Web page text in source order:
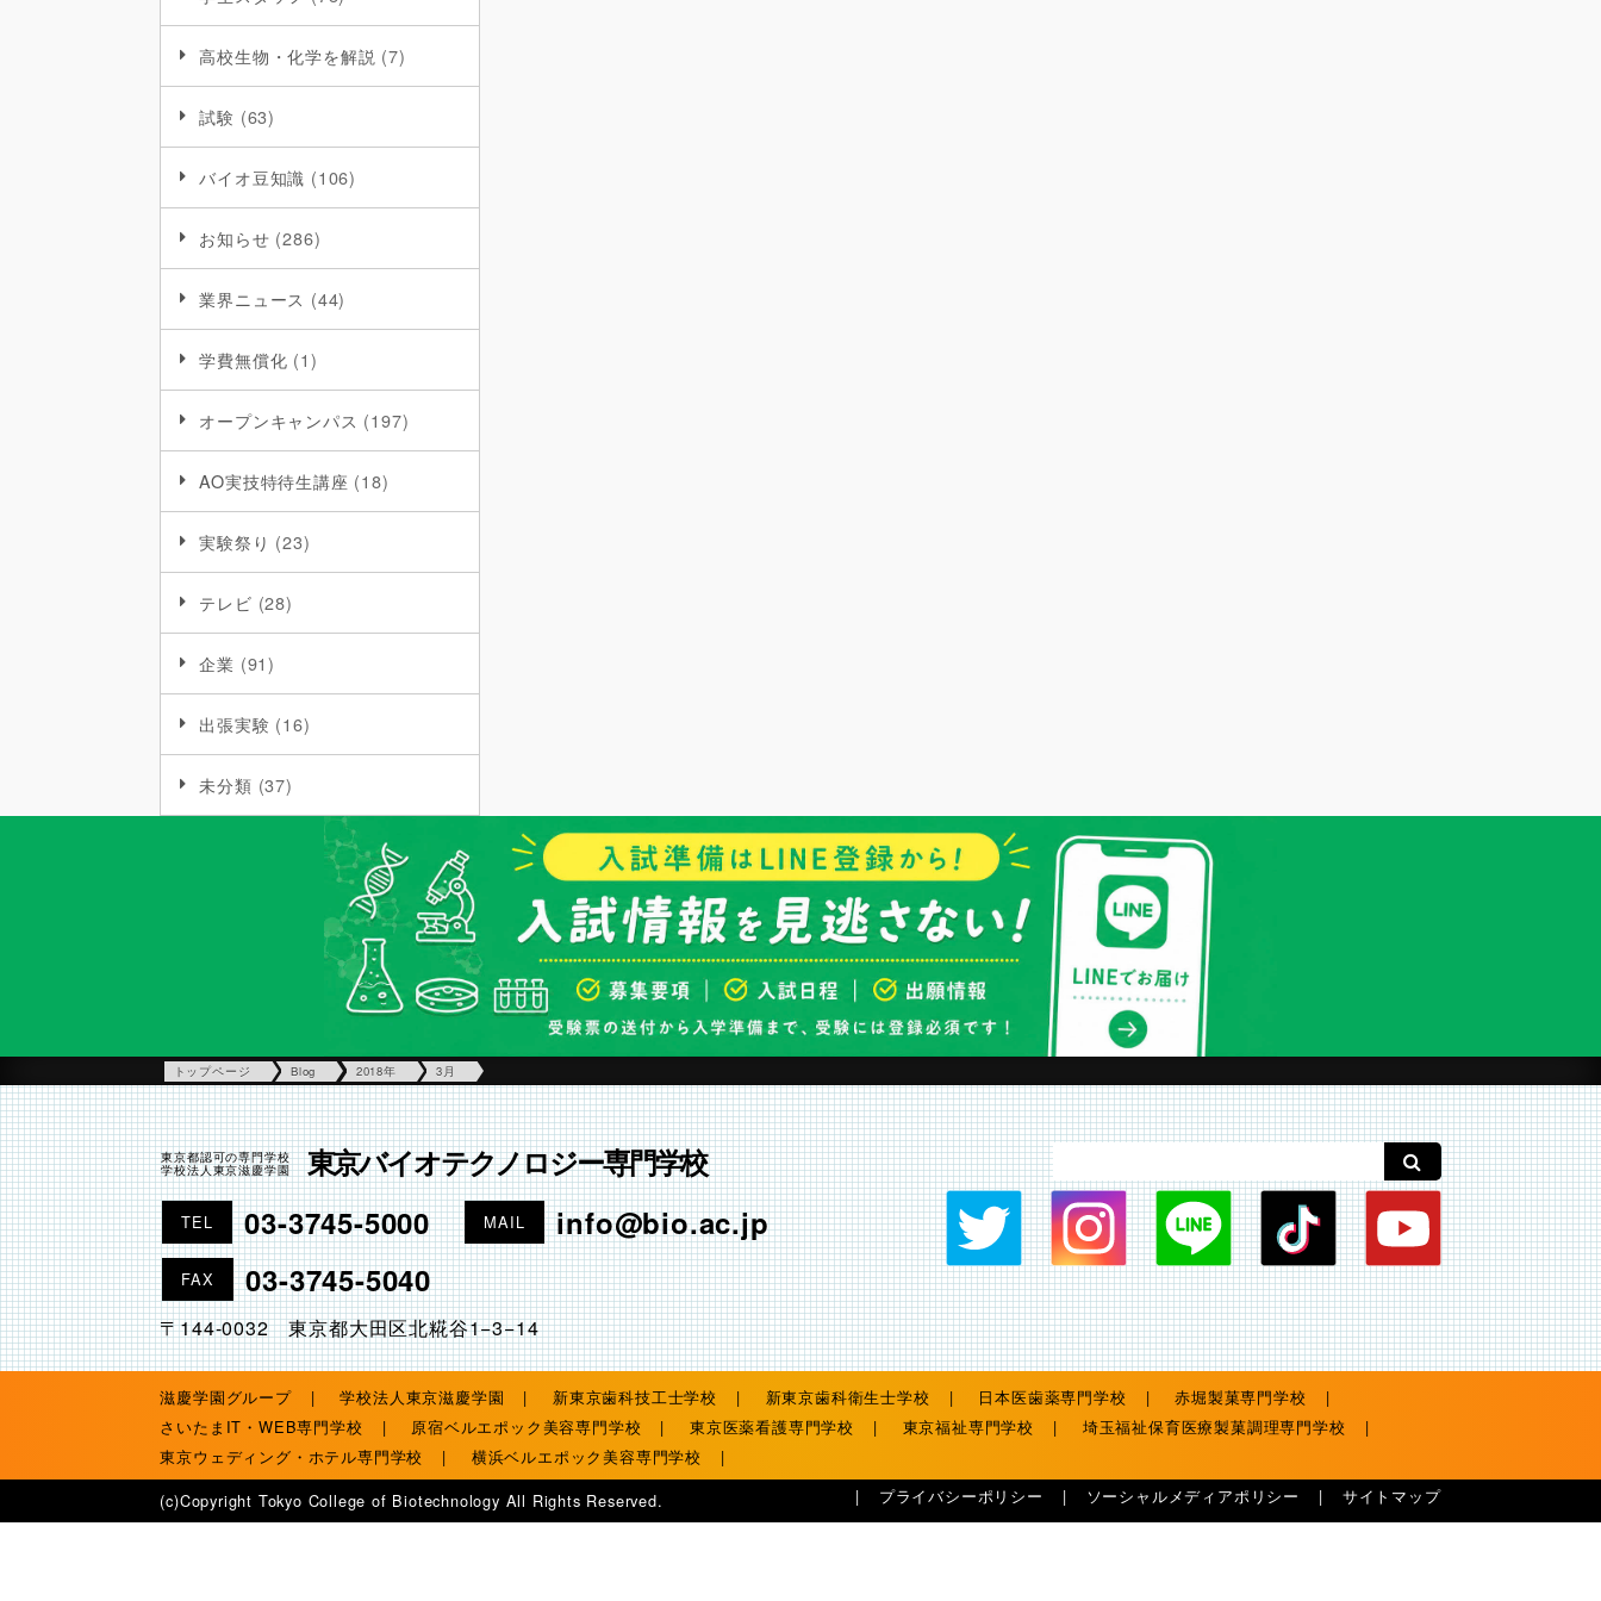
高校生物・化学を解説 (7)
試験 (63)
バイオ豆知識 (106)
お知らせ (286)
業界ニュース (44)
学費無償化 (1)
オープンキャンパス (197)
AO実技特待生講座 (18)
実験祭り (23)
テレビ (28)
企業 (91)
出張実験 (16)
未分類 (37)
トップページ Blog 2018年 3月
東京都認可の専門学校
学校法人東京滋慶学園
東京バイオテクノロジー専門学校
TEL 03-3745-5000 MAIL info@bio.ac.jp
FAX 03-3745-5040
〒144-0032 東京都大田区北糀谷1−3−14
滋慶学園グループ 学校法人東京滋慶学園 新東京歯科技工士学校 新東京歯科衛生士学校 日本医歯薬専門学校
赤堀製菓専門学校
さいたまIT・WEB専門学校
原宿ベルエポック美容専門学校 東京医薬看護専門学校 東京福祉専門学校
埼玉福祉保育医療製菓調理専門学校
東京ウェディング・ホテル専門学校
横浜ベルエポック美容専門学校
サイトマップ
ソーシャルメディアポリシー
プライバシーポリシー
(c)Copyright Tokyo College of Biotechnology All Rights Reserved.